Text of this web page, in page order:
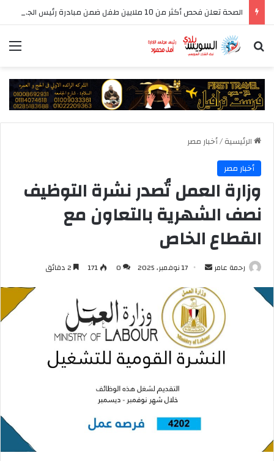
الصحة تعلن فحص أكثر من 10 ملايين طفل ضمن مبادرة رئيس الجمهورية للكشف المبكر وعلاج فقدان السمع لدى حديثي الولادة
بحث عن
الرئيسية/أخبار مصر
أخبار مصر
وزارة العمل تُصدر نشرة التوظيف
نصف الشهرية بالتعاون مع
القطاع الخاص
رحمة عامر
أرسل
إلكترونيا
17 نوفمبر، 2025 0
171